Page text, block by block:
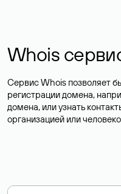
Whois
Сервис Whois позволяет
регистрации домена,
домена, или узнать
организацией или